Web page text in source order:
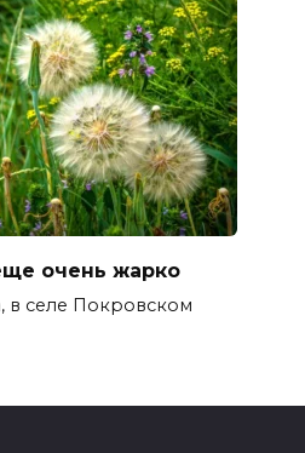
очень жарко
в селе Покровском